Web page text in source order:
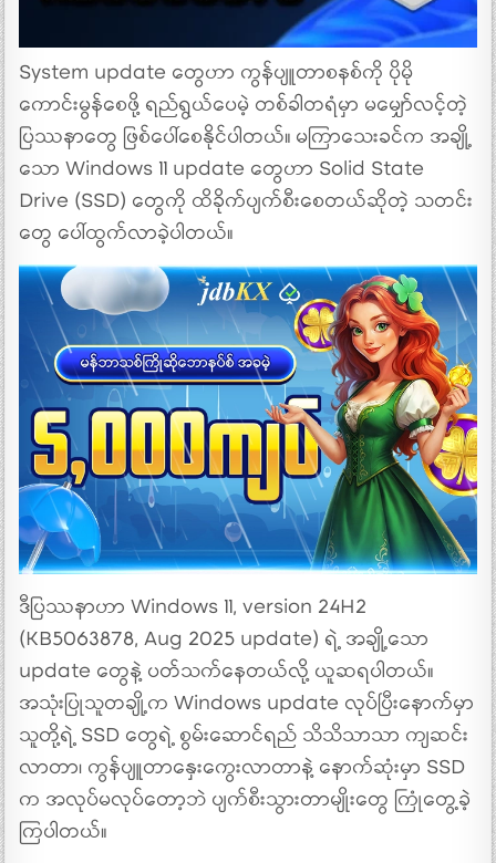
System update တွေဟာ ကွန်ပျူတာစနစ်ကို ပိုမို
ကောင်းမွန်စေဖို့ ရည်ရွယ်ပေမဲ့ တစ်ခါတရံမှာ မမျှော်လင့်တဲ့
ပြဿနာတွေ ဖြစ်ပေါ်စေနိုင်ပါတယ်။ မကြာသေးခင်က အချို့
သော Windows 11 update တွေဟာ Solid State
Drive (SSD) တွေကို ထိခိုက်ပျက်စီးစေတယ်ဆိုတဲ့ သတင်း
တွေ ပေါ်ထွက်လာခဲ့ပါတယ်။
ဒီပြဿနာဟာ Windows 11, version 24H2
(KB5063878, Aug 2025 update) ရဲ့ အချို့သော
update တွေနဲ့ ပတ်သက်နေတယ်လို့ ယူဆရပါတယ်။
အသုံးပြုသူတချို့က Windows update လုပ်ပြီးနောက်မှာ
သူတို့ရဲ့ SSD တွေရဲ့ စွမ်းဆောင်ရည် သိသိသာသာ ကျဆင်း
လာတာ၊ ကွန်ပျူတာနှေးကွေးလာတာနဲ့ နောက်ဆုံးမှာ SSD
က အလုပ်မလုပ်တော့ဘဲ ပျက်စီးသွားတာမျိုးတွေ ကြုံတွေ့ခဲ့
ကြပါတယ်။